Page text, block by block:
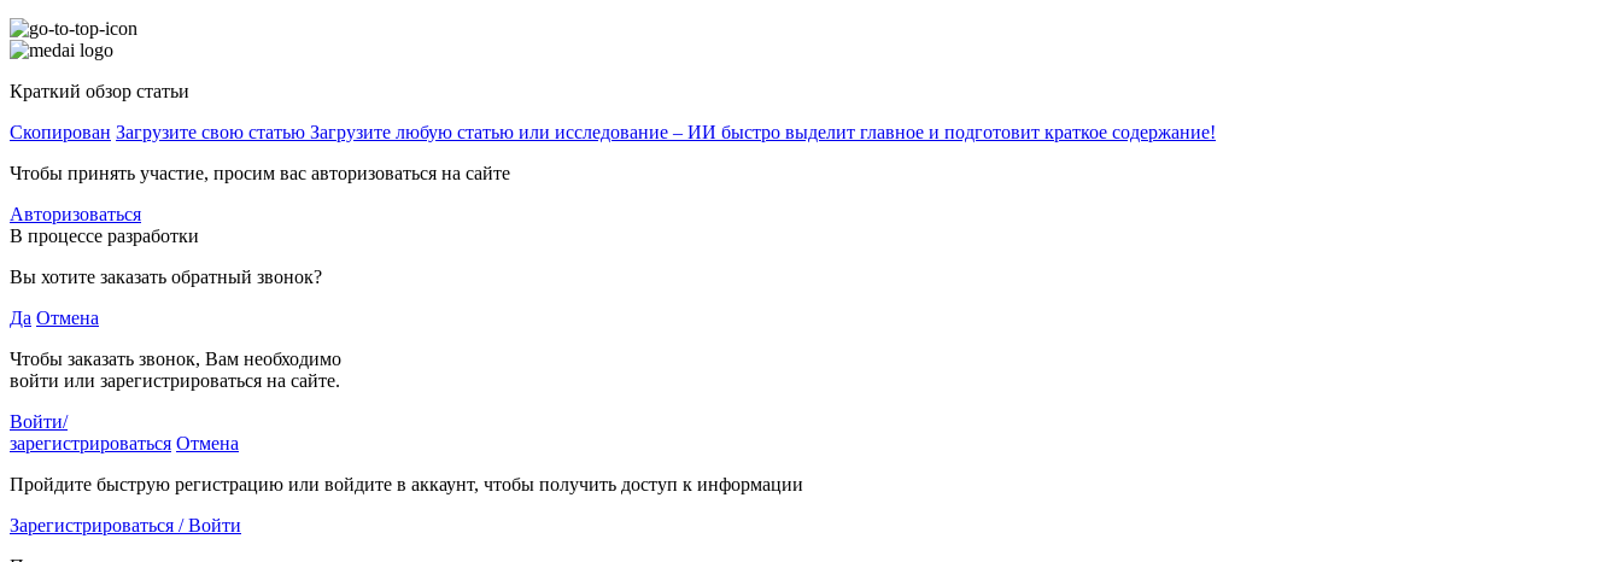
Краткий обзор статьи
Скопирован Загрузите свою статью Загрузите любую статью или исследование – ИИ быстро выделит главное и подготовит краткое содержание!
Чтобы принять участие, просим вас авторизоваться на сайте
Авторизоваться
В процессе разработки
Вы хотите заказать обратный звонок?
Да Отмена
Чтобы заказать звонок, Вам необходимо
войти или зарегистрироваться на сайте.
Войти/
зарегистрироваться Отмена
Пройдите быструю регистрацию или войдите в аккаунт, чтобы получить доступ к информации
Зарегистрироваться / Войти